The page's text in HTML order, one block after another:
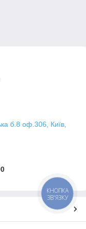
б.8 оф.306, Київ,
КНОПКА
ЗВ'ЯЗКУ